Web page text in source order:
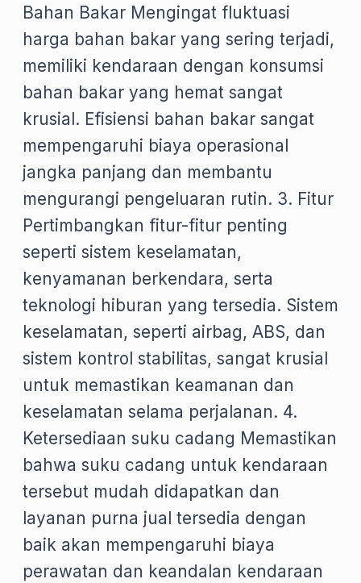
Bahan Bakar Mengingat fluktuasi
harga bahan bakar yang sering terjadi,
memiliki kendaraan dengan konsumsi
bahan bakar yang hemat sangat
krusial. Efisiensi bahan bakar sangat
mempengaruhi biaya operasional
jangka panjang dan membantu
mengurangi pengeluaran rutin. 3. Fitur
Pertimbangkan fitur-fitur penting
seperti sistem keselamatan,
kenyamanan berkendara, serta
teknologi hiburan yang tersedia. Sistem
keselamatan, seperti airbag, ABS, dan
sistem kontrol stabilitas, sangat krusial
untuk memastikan keamanan dan
keselamatan selama perjalanan. 4.
Ketersediaan suku cadang Memastikan
bahwa suku cadang untuk kendaraan
tersebut mudah didapatkan dan
layanan purna jual tersedia dengan
baik akan mempengaruhi biaya
perawatan dan keandalan kendaraan